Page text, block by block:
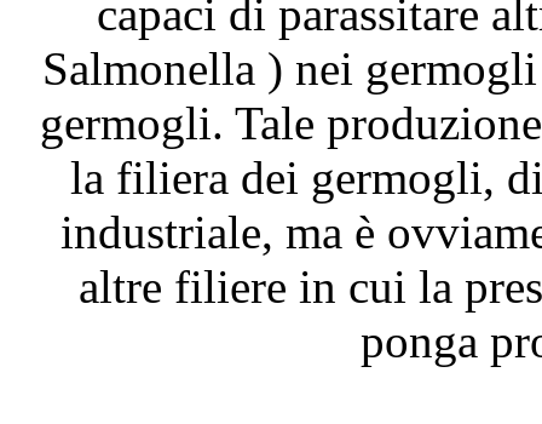
capaci di parassitare
Salmonella ) nei
germogli. Tale
la filiera dei germogli,
industriale, ma è
altre filiere in cui la
ponga